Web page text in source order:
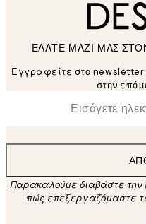
ΕΛΑΤΕ ΜΑΖΙ ΜΑΣ
Εγγραφείτε στο newsletter
στην
Ηλεκτρονική Διεύθυνση
Παρακαλούμε διαβάστε την
πώς επεξεργαζόμαστε